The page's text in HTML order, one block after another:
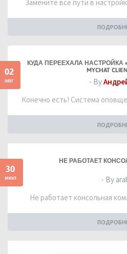
Замените все пути в
02
авг
КУДА ПЕРЕЕХАЛА
MYCHAT
- By
Конечно есть! Система
30
июл
НЕ РАБОТАЕТ
- By
Не работает консольная